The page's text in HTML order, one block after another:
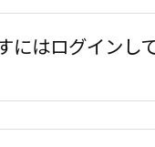
にはログインし